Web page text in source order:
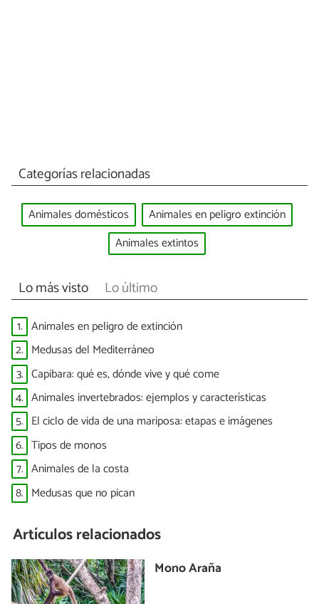
Categorías relacionadas
Animales domésticos
Animales en peligro extinción
Animales extintos
Lo más visto Lo último
1. Animales en peligro de extinción
2. Medusas del Mediterráneo
3. Capibara: qué es, dónde vive y qué come
4. Animales invertebrados: ejemplos y características
5. El ciclo de vida de una mariposa: etapas e imágenes
6. Tipos de monos
7. Animales de la costa
8. Medusas que no pican
Artículos relacionados
Mono Araña